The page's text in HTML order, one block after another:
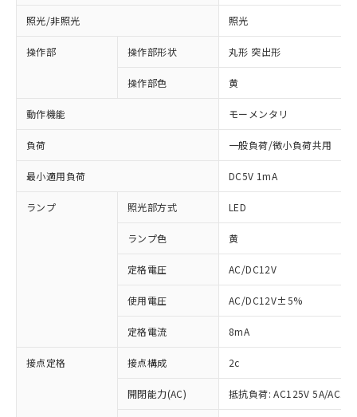
照光/非照光 照光
操作部 操作部形状 丸形 突出形
操作部色 黄
動作機能 モーメンタリ
負荷 一般負荷/微小負荷共用
最小適用負荷 DC5V 1mA
ランプ 照光部方式 LED
ランプ色 黄
定格電圧 AC/DC12V
使用電圧 AC/DC12V±5%
定格電流 8mA
接点定格 接点構成 2c
開閉能力(AC) 抵抗負荷: AC125V 5A/